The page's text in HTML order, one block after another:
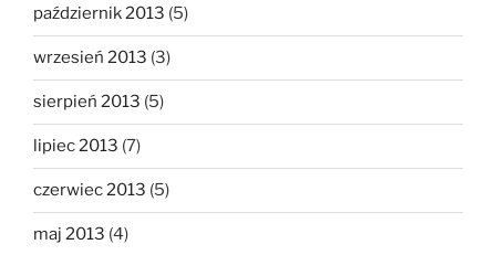
październik 2013 (5)
wrzesień 2013 (3)
sierpień 2013 (5)
lipiec 2013 (7)
czerwiec 2013 (5)
maj 2013 (4)